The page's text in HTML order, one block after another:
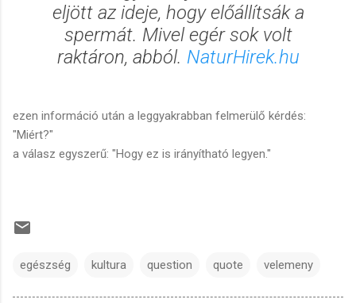
eljött az ideje, hogy előállítsák a
spermát. Mivel egér sok volt
raktáron, abból. NaturHirek.hu
ezen információ után a leggyakrabban felmerülő kérdés:
"Miért?"
a válasz egyszerű: "Hogy ez is irányítható legyen."
egészség kultura question quote velemeny